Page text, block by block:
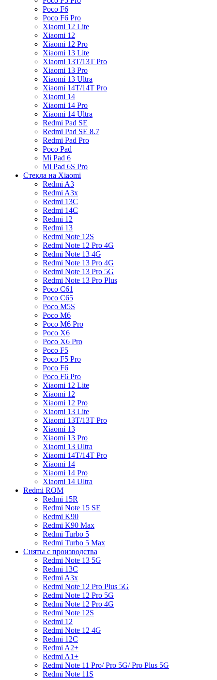
Poco F6
Poco F6 Pro
Xiaomi 12 Lite
Xiaomi 12
Xiaomi 12 Pro
Xiaomi 13 Lite
Xiaomi 13T/13T Pro
Xiaomi 13 Pro
Xiaomi 13 Ultra
Xiaomi 14T/14T Pro
Xiaomi 14
Xiaomi 14 Pro
Xiaomi 14 Ultra
Redmi Pad SE
Redmi Pad SE 8.7
Redmi Pad Pro
Poco Pad
Mi Pad 6
Mi Pad 6S Pro
Стекла на Xiaomi
Redmi A3
Redmi A3x
Redmi 13C
Redmi 14C
Redmi 12
Redmi 13
Redmi Note 12S
Redmi Note 12 Pro 4G
Redmi Note 13 4G
Redmi Note 13 Pro 4G
Redmi Note 13 Pro 5G
Redmi Note 13 Pro Plus
Poco C61
Poco C65
Poco M5S
Poco M6
Poco M6 Pro
Poco X6
Poco X6 Pro
Poco F5
Poco F5 Pro
Poco F6
Poco F6 Pro
Xiaomi 12 Lite
Xiaomi 12
Xiaomi 12 Pro
Xiaomi 13 Lite
Xiaomi 13T/13T Pro
Xiaomi 13
Xiaomi 13 Pro
Xiaomi 13 Ultra
Xiaomi 14T/14T Pro
Xiaomi 14
Xiaomi 14 Pro
Xiaomi 14 Ultra
Redmi ROM
Redmi 15R
Redmi Note 15 SE
Redmi K90
Redmi K90 Max
Redmi Turbo 5
Redmi Turbo 5 Max
Сняты с производства
Redmi Note 13 5G
Redmi 13C
Redmi A3x
Redmi Note 12 Pro Plus 5G
Redmi Note 12 Pro 5G
Redmi Note 12 Pro 4G
Redmi Note 12S
Redmi 12
Redmi Note 12 4G
Redmi 12C
Redmi A2+
Redmi A1+
Redmi Note 11 Pro/ Pro 5G/ Pro Plus 5G
Redmi Note 11S